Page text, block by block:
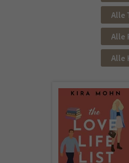
Alle
Alle
Alle